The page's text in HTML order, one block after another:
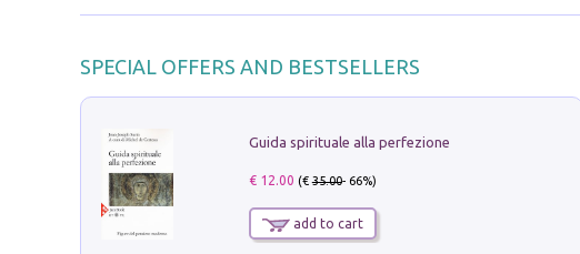
SPECIAL OFFERS AND BESTSELLERS
Guida spirituale alla perfezione
€ 12.00 (€35.00- 66%)
add to cart